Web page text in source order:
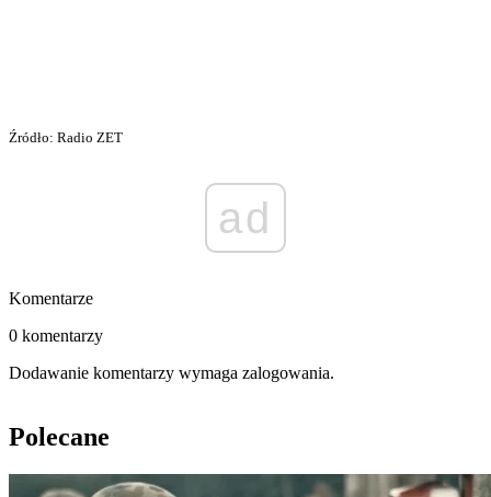
Źródło: Radio ZET
ad
Komentarze
0 komentarzy
Dodawanie komentarzy wymaga zalogowania.
Polecane